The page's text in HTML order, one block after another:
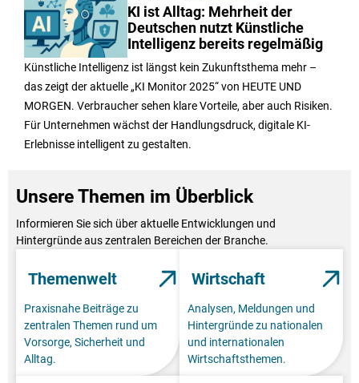
KI ist Alltag: Mehrheit der
Deutschen nutzt Künstliche
Intelligenz bereits regelmäßig
Künstliche Intelligenz ist längst kein Zukunftsthema mehr –
das zeigt der aktuelle „KI Monitor 2025“ von HEUTE UND
MORGEN. Verbraucher sehen klare Vorteile, aber auch Risiken.
Für Unternehmen wächst der Handlungsdruck, digitale KI-
Erlebnisse intelligent zu gestalten.
Unsere Themen im Überblick
Informieren Sie sich über aktuelle Entwicklungen und
Hintergründe aus zentralen Bereichen der Branche.
Themenwelt
Praxisnahe Beiträge zu
zentralen Themen rund um
Vorsorge, Sicherheit und
Alltag.
Wirtschaft
Analysen, Meldungen und
Hintergründe zu nationalen
und internationalen
Wirtschaftsthemen.